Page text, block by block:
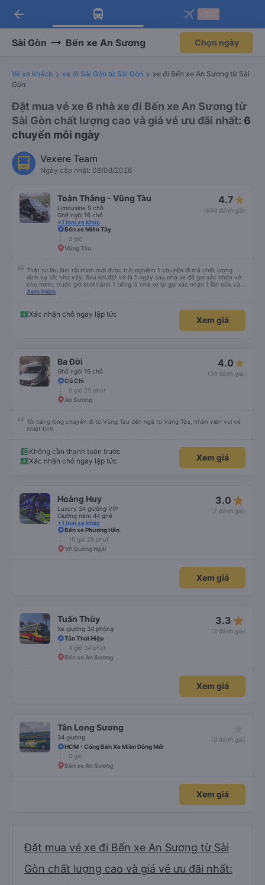
Tải app Vexere ngay!
Nhận ưu đãi thành viên độc
Mở app
Tải app Vexere
-30k/ghế khi đặt vé máy bay qua
Mở app
arrow_back
Sài Gòn Bến xe An Sương Chọn ngày
Vé xe khách xe đi Sài Gòn từ Sài Gòn
xe đi Bến xe An Sương từ Sài
Gòn
Đặt mua vé xe 6 nhà xe đi Bến xe An Sương từ
Sài Gòn chất lượng cao và giá vé ưu đãi nhất: 6
chuyến mỗi ngày
Vexere Team
Ngày cập nhật: 08/08/2026
Toàn Thắng - Vũng Tàu
Limousine 9 chỗ
Ghế ngồi 16 chỗ
+1 loại xe khác
4.7
(894 đánh giá)
Bến xe Miền Tây
3 giờ
Vũng Tàu
Thật sự lâu lắm rồi mình mới được trải nghiệm 1 chuyến đi mà chất lượng
dịch vụ tốt như vậy. Sau khi đặt vé là 1 ngày sau nhà xe đã gọi xác nhận vé
cho mình, trước giờ khởi hành 1 tiếng là nhà xe lại gọi xác nhận 1 lần nữa và
cung cấp số đt của bác tài và số xe. Dịch vụ tốt, xe sạch sẽ và bác tài chạy
Xem thêm
Xác nhận chỗ ngay lập tức
Xem giá
Ba Đời
Ghế ngồi 16 chỗ
4.0
(34 đánh giá)
Củ Chi
0 giờ 20 phút
An Sương
Tôi bằng lòng chuyến đi từ Vũng Tàu đến ngã tư Vũng Tàu, nhân viên vui vẻ
nhiệt tình
Không cần thanh toán trước
Xác nhận chỗ ngay lập tức
Xem giá
Hoàng Huy
Luxury 34 giường VIP
Giường nằm 44 ghế
+1 loại xe khác
3.0 star_rate
(7 đánh giá)
Bến xe Phương Hân
15 giờ 25 phút
VP Quảng Ngãi
Xem giá
Tuấn Thùy
Xe giường 34 phòng
3.3 star_rate
(3 đánh giá)
Tân Thới Hiệp
4 giờ 34 phút
Bến xe An Sương
Xem giá
Tân Long Sương
34 giường
(0 đánh giá)
HCM - Cổng Bến Xe Miền Đông Mới
0 giờ
Bến xe An Sương
Xem giá
Đặt mua vé xe đi Bến xe An Sương từ Sài
Gòn chất lượng cao và giá vé ưu đãi nhất: